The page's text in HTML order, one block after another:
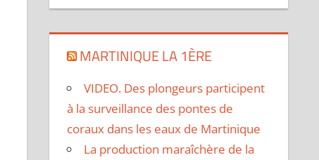
MARTINIQUE LA 1ÈRE
VIDEO. Des plongeurs participent
à la surveillance des pontes de
coraux dans les eaux de Martinique
La production maraîchère de la